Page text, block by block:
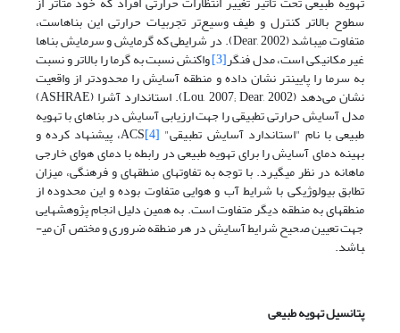
سطوح بالاتر کنترل و طیف وسیع‌تر تجربیات حرارتی این بناهاست،
متفاوت می­باشد (Dear, 2002). در شرایطی که گرمایش و سرمایش بناها
غیر مکانیکی است، مدل فنگر[3] واکنش نسبت به گرما را بالاتر و نسبت
به سرما را پایین­تر نشان داده و منطقه آسایش را محدودتر از واقعیت
نشان می‌دهد (Lou, 2007; Dear, 2002). استاندارد آشرا (ASHRAE)
مدل آسایش حرارتی تطبیقی را جهت ارزیابی آسایش در بناهای با تهویه
طبیعی با نام "استاندارد آسایش تطبیقی" [4] ACS، پیشنهاد کرده و
بهینه دمای آسایش را برای تهویه طبیعی در رابطه با دمای هوای خارجی
ماهانه در نظر می­گیرد. با توجه به تفاوت­های منطقه­ای و فرهنگی، میزان
تطابق بیولوژیکی با شرایط آب و هوایی متفاوت بوده و این محدوده از
منطقه­ای به منطقه دیگر متفاوت است. به همین دلیل انجام پژوهش­هایی
جهت تعیین صحیح شرایط آسایش در هر منطقه ضروری و مختص آن می­
باشد.
پتانسیل تهویه طبیعی